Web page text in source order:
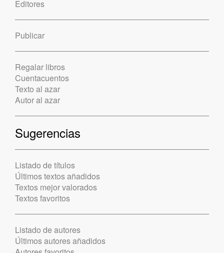
Editores
Publicar
Regalar libros
Cuentacuentos
Texto al azar
Autor al azar
Sugerencias
Listado de títulos
Últimos textos añadidos
Textos mejor valorados
Textos favoritos
Listado de autores
Últimos autores añadidos